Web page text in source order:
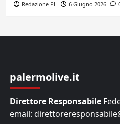
Redazione PL 6 Giugno 2026
palermolive.it
Direttore Responsabile
email: